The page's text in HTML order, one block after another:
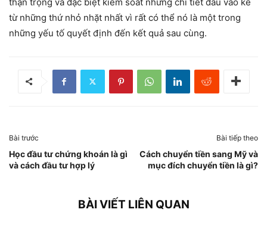
từ những thứ nhỏ nhặt nhất vì rất có thể nó là một trong
những yếu tố quyết định đến kết quả sau cùng.
Bài trước
Học đầu tư chứng khoán là gì
và cách đầu tư hợp lý
Bài tiếp theo
Cách chuyển tiền sang Mỹ và
mục đích chuyển tiền là gì?
BÀI VIẾT LIÊN QUAN